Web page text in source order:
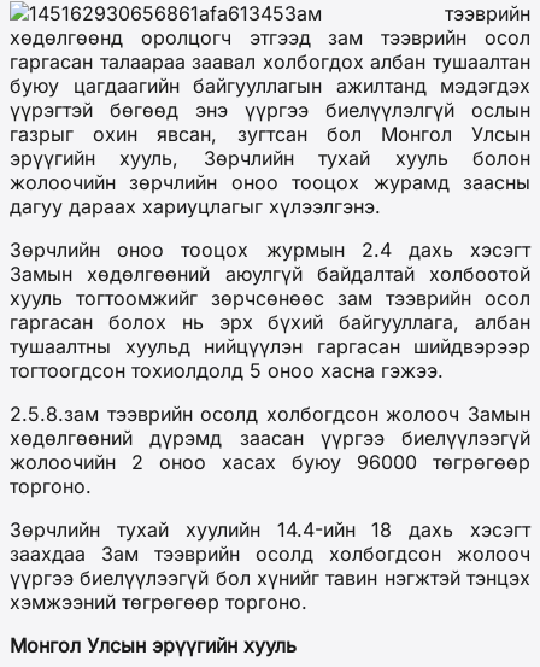
Зам тээврийн
хөдөлгөөнд оролцогч этгээд зам тээврийн осол
гаргасан талаараа заавал холбогдох албан тушаалтан
буюу цагдаагийн байгууллагын ажилтанд мэдэгдэх
үүрэгтэй бөгөөд энэ үүргээ биелүүлэлгүй ослын
газрыг охин явсан, зугтсан бол Монгол Улсын
эрүүгийн хууль, Зөрчлийн тухай хууль болон
жолоочийн зөрчлийн оноо тооцох журамд заасны
дагуу дараах хариуцлагыг хүлээлгэнэ.
Зөрчлийн оноо тооцох журмын 2.4 дахь хэсэгт
Замын хөдөлгөөний аюулгүй байдалтай холбоотой
хууль тогтоомжийг зөрчсөнөөс зам тээврийн осол
гаргасан болох нь эрх бүхий байгууллага, албан
тушаалтны хуульд нийцүүлэн гаргасан шийдвэрээр
тогтоогдсон тохиолдолд 5 оноо хасна гэжээ.
2.5.8.зам тээврийн осолд холбогдсон жолооч Замын
хөдөлгөөний дүрэмд заасан үүргээ биелүүлээгүй
жолоочийн 2 оноо хасах буюу 96000 төгрөгөөр
торгоно.
Зөрчлийн тухай хуулийн 14.4-ийн 18 дахь хэсэгт
заахдаа Зам тээврийн осолд холбогдсон жолооч
үүргээ биелүүлээгүй бол хүнийг тавин нэгжтэй тэнцэх
хэмжээний төгрөгөөр торгоно.
Монгол Улсын эрүүгийн хууль